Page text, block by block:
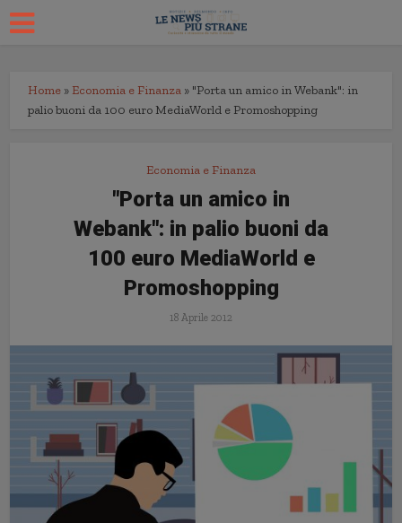
Home » Economia e Finanza » "Porta un amico in Webank": in
palio buoni da 100 euro MediaWorld e Promoshopping
Economia e Finanza
"Porta un amico in
Webank": in palio buoni da
100 euro MediaWorld e
Promoshopping
18 Aprile 2012